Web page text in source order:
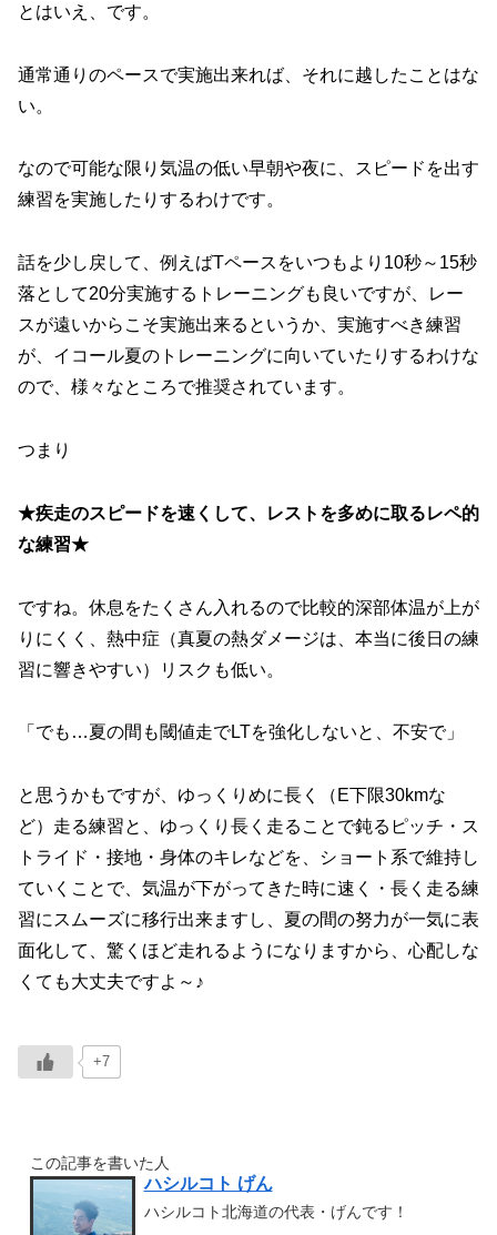
とはいえ、です。
通常通りのペースで実施出来れば、それに越したことはな
い。
なので可能な限り気温の低い早朝や夜に、スピードを出す
練習を実施したりするわけです。
話を少し戻して、例えばTペースをいつもより10秒～15秒
落として20分実施するトレーニングも良いですが、レー
スが遠いからこそ実施出来るというか、実施すべき練習
が、イコール夏のトレーニングに向いていたりするわけな
ので、様々なところで推奨されています。
つまり
★疾走のスピードを速くして、レストを多めに取るレペ的
な練習★
ですね。休息をたくさん入れるので比較的深部体温が上が
りにくく、熱中症（真夏の熱ダメージは、本当に後日の練
習に響きやすい）リスクも低い。
「でも…夏の間も閾値走でLTを強化しないと、不安で」
と思うかもですが、ゆっくりめに長く（E下限30kmな
ど）走る練習と、ゆっくり長く走ることで鈍るピッチ・ス
トライド・接地・身体のキレなどを、ショート系で維持し
ていくことで、気温が下がってきた時に速く・長く走る練
習にスムーズに移行出来ますし、夏の間の努力が一気に表
面化して、驚くほど走れるようになりますから、心配しな
くても大丈夫ですよ～♪
+7
この記事を書いた人
ハシルコト げん
ハシルコト北海道の代表・げんです！